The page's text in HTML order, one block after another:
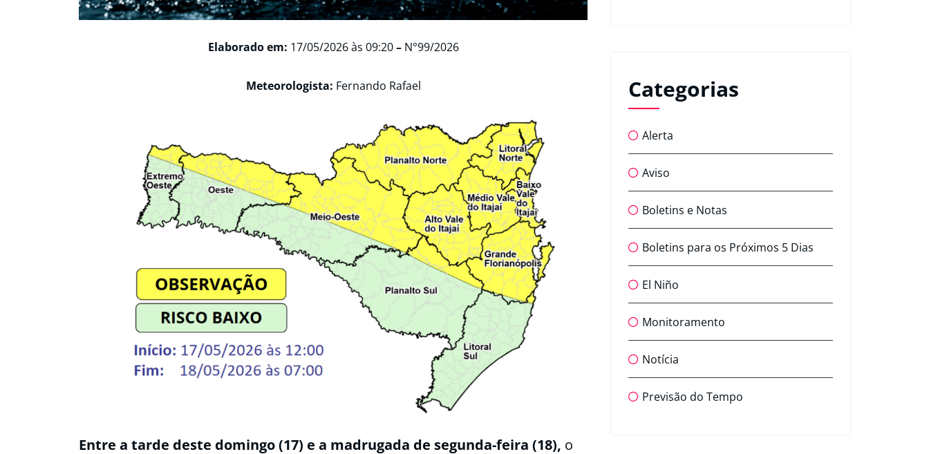
Elaborado em: 17/05/2026 às 09:20– N°99/2026
Meteorologista: Fernando Rafael
Entre a tarde deste domingo (17) e a madrugada de segunda-feira (18), o
Categorias
Alerta
Aviso
Boletins e Notas
Boletins para os Próximos 5 Dias
El Niño
Monitoramento
Notícia
Previsão do Tempo